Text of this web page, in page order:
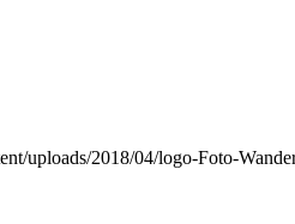
uploads/2018/04/logo-Foto-